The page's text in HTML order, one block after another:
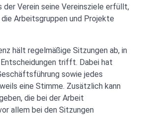
Verein seine Vereinsziele erfüllt,
Arbeitsgruppen und Projekte
hält regelmäßige Sitzungen ab, in
trifft. Dabei hat
sowie jedes
eine Stimme. Zusätzlich kann
die bei der Arbeit
allem bei den Sitzungen